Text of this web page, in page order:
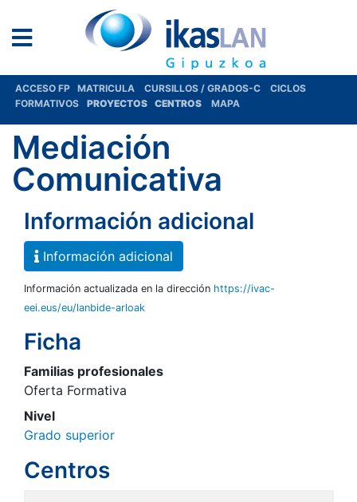
ACCESO FP MATRICULA CURSILLOS / GRADOS-C
CICLOS
FORMATIVOS
PROYECTOS CENTROS MAPA
Mediación
Comunicativa
Información adicional
Información adicional
Información actualizada en la dirección https://ivac-
eei.eus/eu/lanbide-arloak
Ficha
Familias profesionales
Oferta Formativa
Nivel
Grado superior
Centros